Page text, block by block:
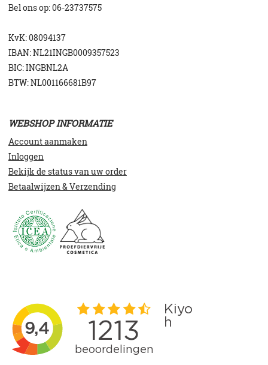
Bel ons op:06-23737575
KvK: 08094137
IBAN: NL21INGB0009357523
BIC: INGBNL2A
BTW: NL001166681B97
WEBSHOP INFORMATIE
Account aanmaken
Inloggen
Bekijk de status van uw order
Betaalwijzen & Verzending